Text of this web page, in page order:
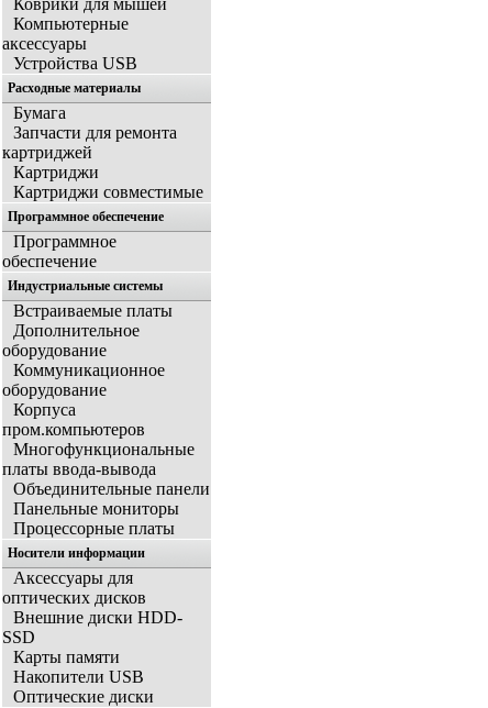
Коврики для мышей
Компьютерные
аксессуары
Устройства USB
Расходные материалы
Бумага
Запчасти для ремонта
картриджей
Картриджи
Картриджи совместимые
Программное обеспечение
Программное
обеспечение
Индустриальные системы
Встраиваемые платы
Дополнительное
оборудование
Коммуникационное
оборудование
Корпуса
пром.компьютеров
Многофункциональные
платы ввода-вывода
Объединительные панели
Панельные мониторы
Процессорные платы
Носители информации
Аксессуары для
оптических дисков
Внешние диски HDD-
SSD
Карты памяти
Накопители USB
Оптические диски